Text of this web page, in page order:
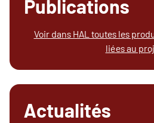
Publications
Voir dans HAL toutes les
liées au
Actualités